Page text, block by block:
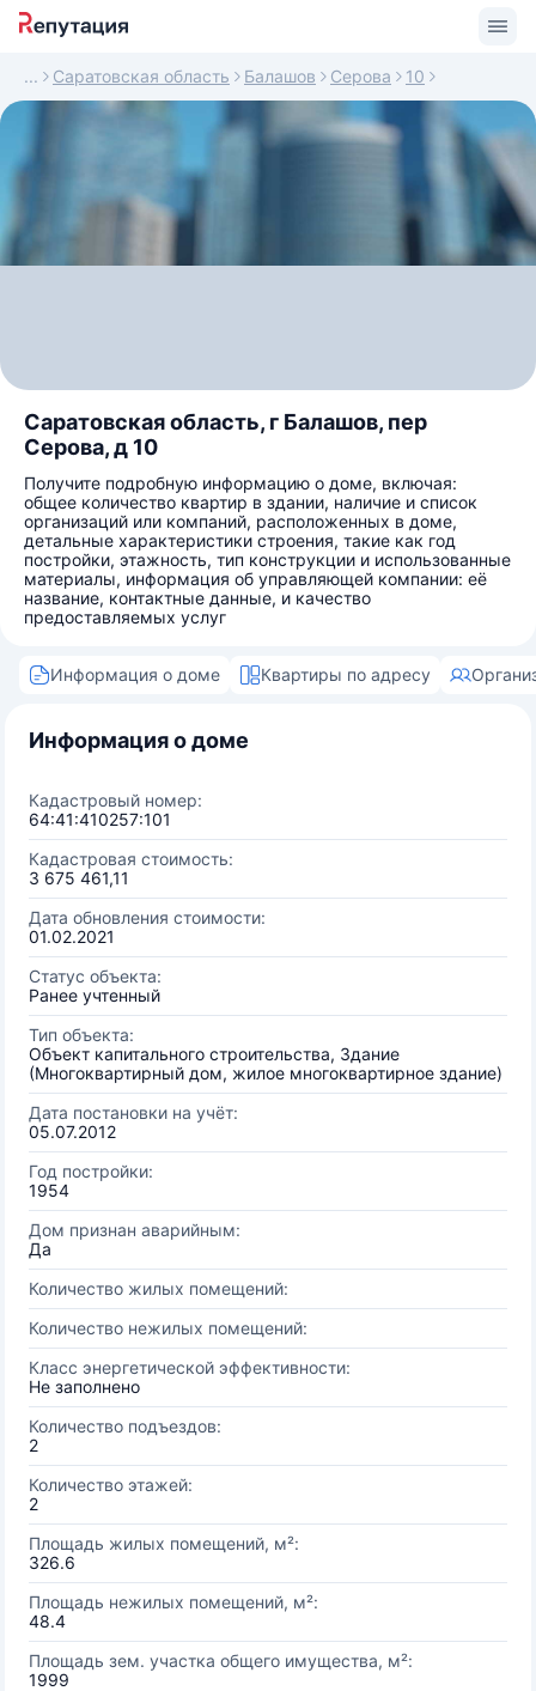
Саратовская область Балашов Серова 10
Саратовская область, г Балашов, пер
Серова, д 10
Получите подробную информацию о доме, включая:
общее количество квартир в здании, наличие и список
организаций или компаний, расположенных в доме,
детальные характеристики строения, такие как год
постройки, этажность, тип конструкции и использованные
материалы, информация об управляющей компании: её
название, контактные данные, и качество
предоставляемых услуг
Информация о доме Квартиры по адресу
Информация о доме
Кадастровый номер:
64:41:410257:101
Кадастровая стоимость:
3 675 461,11
Дата обновления стоимости:
01.02.2021
Статус объекта:
Ранее учтенный
Тип объекта:
Объект капитального строительства, Здание
(Многоквартирный дом, жилое многоквартирное здание)
Дата постановки на учёт:
05.07.2012
Год постройки:
1954
Дом признан аварийным:
Да
Количество жилых помещений:
Количество нежилых помещений:
Класс энергетической эффективности:
Не заполнено
Количество подъездов:
2
Количество этажей:
2
Площадь жилых помещений, м²:
326.6
Площадь нежилых помещений, м²:
48.4
Площадь зем. участка общего имущества, м²:
1999